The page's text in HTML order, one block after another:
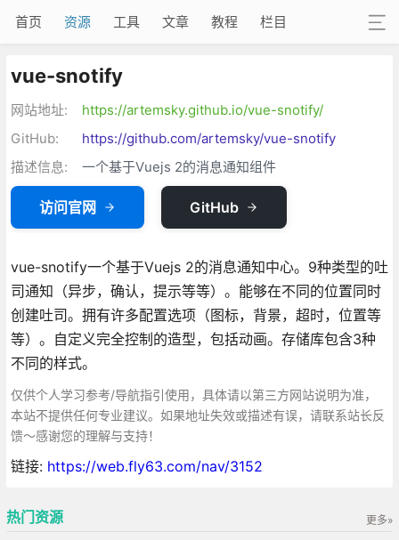
首页 资源 工具 文章 教程 栏目
vue-snotify
网站地址:
https://artemsky.github.io/vue-snotify/
GitHub:
https://github.com/artemsky/vue-snotify
描述信息:
一个基于Vuejs 2的消息通知组件
访问官网 GitHub
vue-snotify一个基于Vuejs 2的消息通知中心。9种类型的吐
司通知（异步，确认，提示等等）。能够在不同的位置同时
创建吐司。拥有许多配置选项（图标，背景，超时，位置等
等）。自定义完全控制的造型，包括动画。存储库包含3种
不同的样式。
仅供个人学习参考/导航指引使用，具体请以第三方网站说明为准，
本站不提供任何专业建议。如果地址失效或描述有误，请联系站长反
馈～感谢您的理解与支持！
链接: https://web.fly63.com/nav/3152
更多»
热门资源